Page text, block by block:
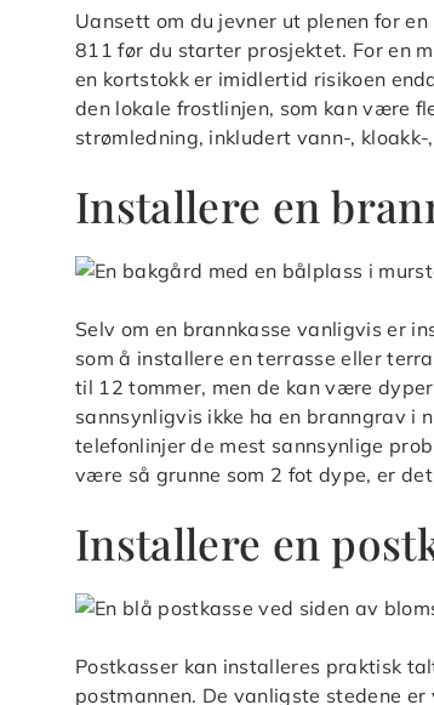
Uansett om du jevner ut plenen for
811 før du starter prosjektet. For en
en kortstokk er imidlertid risikoen
den lokale frostlinjen, som kan være
strømledning, inkludert vann-,
Installere en
Selv om en brannkasse vanligvis er
som å installere en terrasse eller
til 12 tommer, men de kan være
sannsynligvis ikke ha en branngrav i
telefonlinjer de mest sannsynlige
være så grunne som 2 fot dype, er
Installere en
Postkasser kan installeres praktisk
postmannen. De vanligste stedene